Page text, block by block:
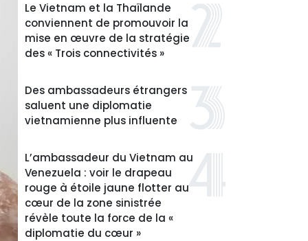
Le Vietnam et la Thaïlande
conviennent de promouvoir la
mise en œuvre de la stratégie
des « Trois connectivités »
Des ambassadeurs étrangers
saluent une diplomatie
vietnamienne plus influente
L’ambassadeur du Vietnam au
Venezuela : voir le drapeau
rouge à étoile jaune flotter au
cœur de la zone sinistrée
révèle toute la force de la «
diplomatie du cœur »